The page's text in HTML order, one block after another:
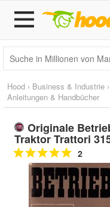
Hood › Business & Industrie ›
Anleitungen & Handbücher
Originale
Traktor Trattori
2